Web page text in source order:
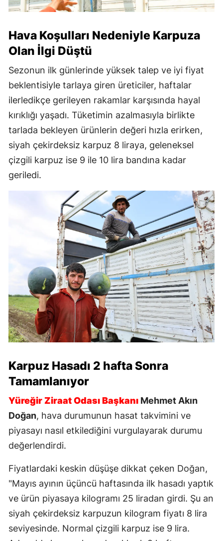
Hava Koşulları Nedeniyle Karpuza
Olan İlgi Düştü
Sezonun ilk günlerinde yüksek talep ve iyi fiyat
beklentisiyle tarlaya giren üreticiler, haftalar
ilerledikçe gerileyen rakamlar karşısında hayal
kırıklığı yaşadı. Tüketimin azalmasıyla birlikte
tarlada bekleyen ürünlerin değeri hızla erirken,
siyah çekirdeksiz karpuz 8 liraya, geleneksel
çizgili karpuz ise 9 ile 10 lira bandına kadar
geriledi.
Karpuz Hasadı 2 hafta Sonra
Tamamlanıyor
Yüreğir Ziraat Odası Başkanı Mehmet Akın
Doğan, hava durumunun hasat takvimini ve
piyasayı nasıl etkilediğini vurgulayarak durumu
değerlendirdi.
Fiyatlardaki keskin düşüşe dikkat çeken Doğan,
"Mayıs ayının üçüncü haftasında ilk hasadı yaptık
ve ürün piyasaya kilogramı 25 liradan girdi. Şu an
siyah çekirdeksiz karpuzun kilogram fiyatı 8 lira
seviyesinde. Normal çizgili karpuz ise 9 lira.